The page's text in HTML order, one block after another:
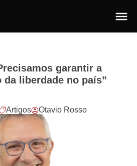
garantir a
da liberdade no país”
Artigos Otavio Rosso